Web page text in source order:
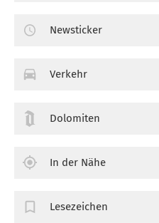
Newsticker
Verkehr
Dolomiten
In der Nähe
Lesezeichen